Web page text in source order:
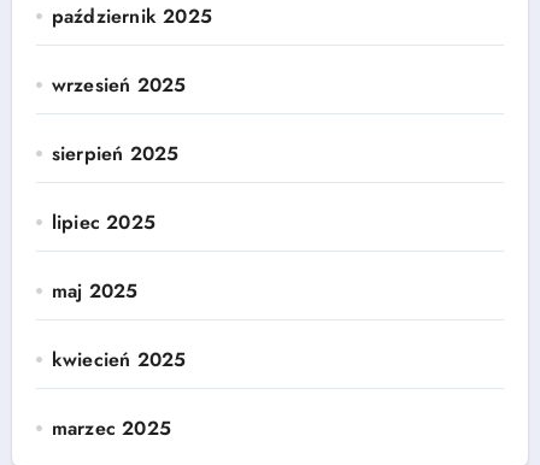
październik 2025
wrzesień 2025
sierpień 2025
lipiec 2025
maj 2025
kwiecień 2025
marzec 2025